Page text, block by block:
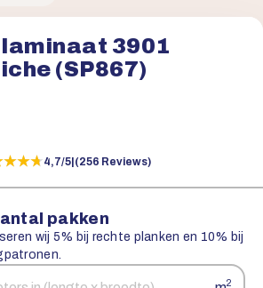
3901
(SP867)
4,7/5 (256 Reviews)
pakken
wij 5% bij rechte planken en 10% bij
2